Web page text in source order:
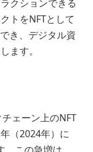
クションできる
トをNFTとして
き、デジタル資
ます。
ェーン上のNFT
（2024年）に